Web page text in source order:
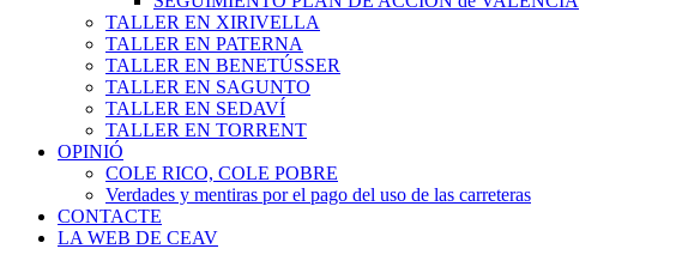
TALLER EN XIRIVELLA
TALLER EN PATERNA
TALLER EN BENETÚSSER
TALLER EN SAGUNTO
TALLER EN SEDAVÍ
TALLER EN TORRENT
OPINIÓ
COLE RICO, COLE POBRE
Verdades y mentiras por el pago del uso de las carreteras
CONTACTE
LA WEB DE CEAV